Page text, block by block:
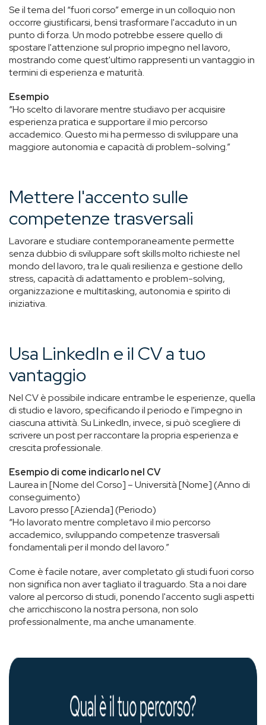
Se il tema del “fuori corso” emerge in un colloquio non
occorre giustificarsi, bensì trasformare l'accaduto in un
punto di forza. Un modo potrebbe essere quello di
spostare l'attenzione sul proprio impegno nel lavoro,
mostrando come quest'ultimo rappresenti un vantaggio in
termini di esperienza e maturità.
Esempio
“Ho scelto di lavorare mentre studiavo per acquisire
esperienza pratica e supportare il mio percorso
accademico. Questo mi ha permesso di sviluppare una
maggiore autonomia e capacità di problem-solving.”
Mettere l'accento sulle
competenze trasversali
Lavorare e studiare contemporaneamente permette
senza dubbio di sviluppare soft skills molto richieste nel
mondo del lavoro, tra le quali resilienza e gestione dello
stress, capacità di adattamento e problem-solving,
organizzazione e multitasking, autonomia e spirito di
iniziativa.
Usa LinkedIn e il CV a tuo
vantaggio
Nel CV è possibile indicare entrambe le esperienze, quella
di studio e lavoro, specificando il periodo e l'impegno in
ciascuna attività. Su LinkedIn, invece, si può scegliere di
scrivere un post per raccontare la propria esperienza e
crescita professionale.
Esempio di come indicarlo nel CV
Laurea in [Nome del Corso] – Università [Nome] (Anno di
conseguimento)
Lavoro presso [Azienda] (Periodo)
“Ho lavorato mentre completavo il mio percorso
accademico, sviluppando competenze trasversali
fondamentali per il mondo del lavoro.”
Come è facile notare, aver completato gli studi fuori corso
non significa non aver tagliato il traguardo. Sta a noi dare
valore al percorso di studi, ponendo l'accento sugli aspetti
che arricchiscono la nostra persona, non solo
professionalmente, ma anche umanamente.